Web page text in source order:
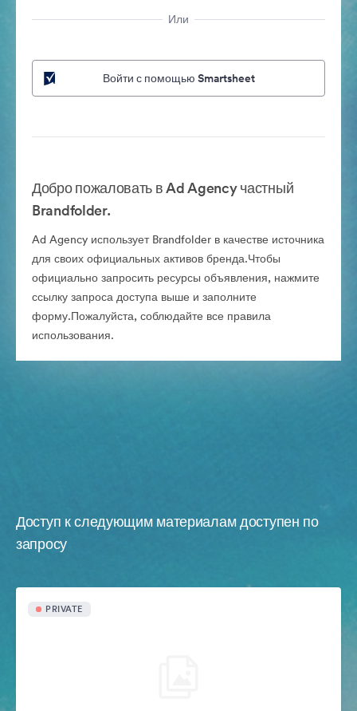
Или
Войти с помощью Smartsheet
Добро пожаловать в Ad Agency частный
Brandfolder.
Ad Agency использует Brandfolder в качестве источника
для своих официальных активов бренда.Чтобы
официально запросить ресурсы объявления, нажмите
ссылку запроса доступа выше и заполните
форму.Пожалуйста, соблюдайте все правила
использования.
Доступ к следующим материалам доступен по
запросу
PRIVATE